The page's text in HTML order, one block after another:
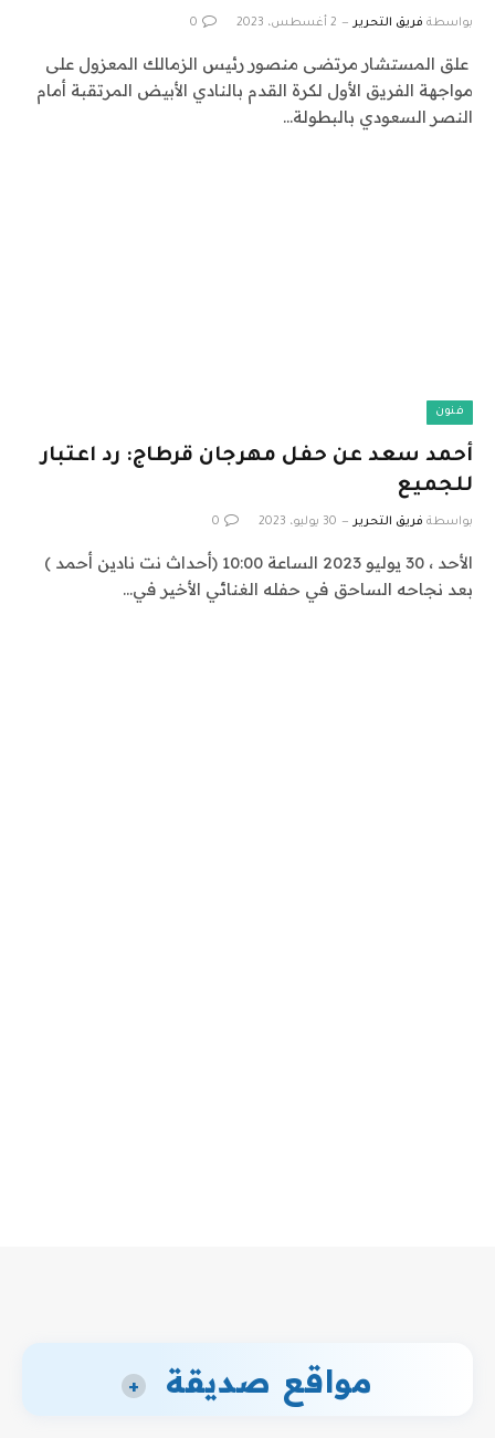
بواسطة فريق التحرير 2 أغسطس، 2023 0
علق المستشار مرتضى منصور رئيس الزمالك المعزول على
مواجهة الفريق الأول لكرة القدم بالنادي الأبيض المرتقبة أمام
النصر السعودي بالبطولة…
فنون
أحمد سعد عن حفل مهرجان قرطاج: رد اعتبار
للجميع
بواسطة فريق التحرير 30 يوليو، 2023 0
الأحد ، 30 يوليو 2023 الساعة 10:00 (أحداث نت نادين أحمد )
بعد نجاحه الساحق في حفله الغنائي الأخير في…
مواقع صديقة +